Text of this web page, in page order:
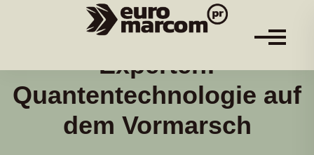
Experten:
Quantentechnologie auf
dem Vormarsch